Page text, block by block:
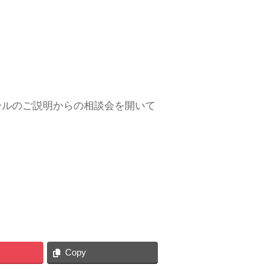
のご説明からの相談会を開いて
Copy